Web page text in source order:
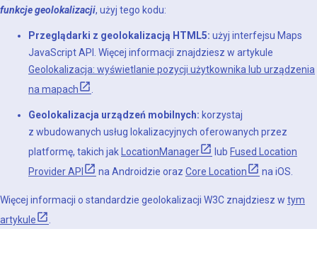
funkcje geolokalizacji, użyj tego kodu:
Przeglądarki z geolokalizacją HTML5: użyj interfejsu Maps
JavaScript API. Więcej informacji znajdziesz w artykule
Geolokalizacja: wyświetlanie pozycji użytkownika lub urządzenia
na mapach
.
Geolokalizacja urządzeń mobilnych: korzystaj
z wbudowanych usług lokalizacyjnych oferowanych przez
platformę, takich jak LocationManager lub Fused Location
Provider API
na Androidzie oraz Core Location na iOS.
Więcej informacji o standardzie geolokalizacji W3C znajdziesz w tym
artykule
.